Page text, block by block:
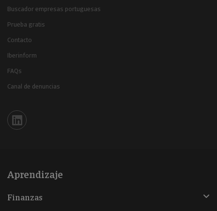
Buscador empresas portuguesas
Prueba gratis
Contacto
Iberinform
FAQs
Canal de denuncias
Iberinform en Linkedin
Aprendizaje
Finanzas